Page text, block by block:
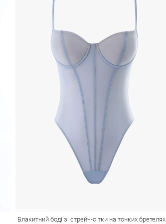
Блакитний боді зі стрейч-сітки на тонких бретелях